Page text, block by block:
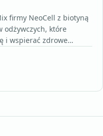
firmy NeoCell z biotyną
odżywczych, które
i wspierać zdrowe